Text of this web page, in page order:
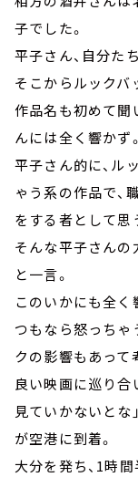
子でした。
平子さん、自分た
そこからルックバ
作品名も初めて聞
んには全く響かず。
平子さん的に、ル
ゃう系の作品で、
をする者として思
そんな平子さんの
と一言。
このいかにも全く
つもなら怒っちゃ
クの影響もあって
良い映画に巡り合
見ていかないとな
が空港に到着。
大分を発ち、1時